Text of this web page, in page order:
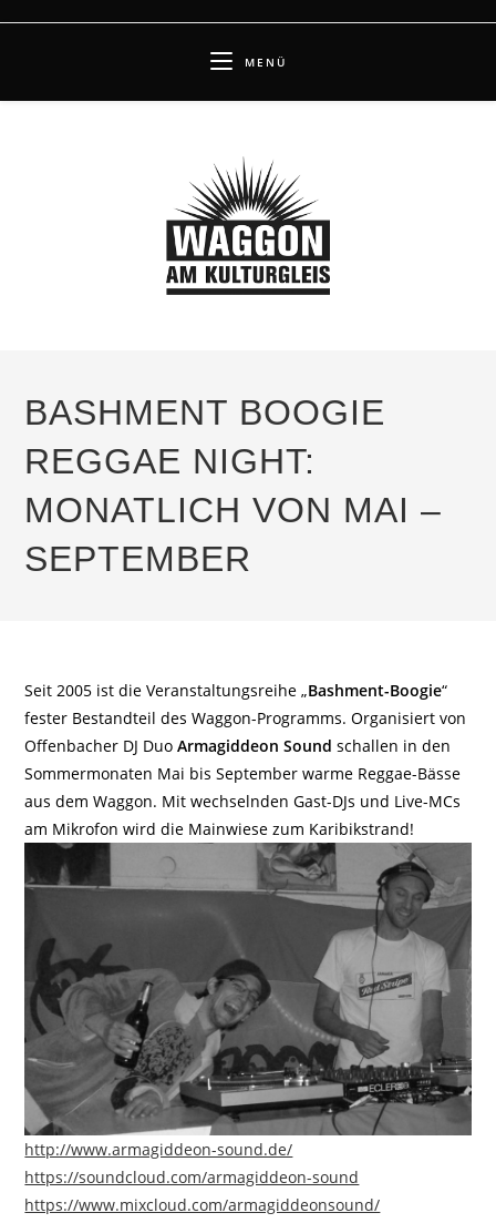
MENÜ
BASHMENT BOOGIE
REGGAE NIGHT:
MONATLICH VON MAI –
SEPTEMBER
Seit 2005 ist die Veranstaltungsreihe „Bashment-Boogie“
fester Bestandteil des Waggon-Programms. Organisiert von
Offenbacher DJ DuoArmagiddeon Sound schallen in den
Sommermonaten Mai bis September warme Reggae-Bässe
aus dem Waggon. Mit wechselnden Gast-DJs und Live-MCs
am Mikrofon wird die Mainwiese zum Karibikstrand!
http://www.armagiddeon-sound.de/
https://soundcloud.com/armagiddeon-sound
https://www.mixcloud.com/armagiddeonsound/